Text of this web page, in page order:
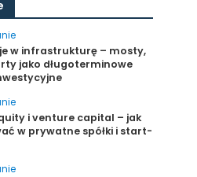
w infrastrukturę – mosty,
jako długoterminowe
i venture capital – jak
w prywatne spółki i start-